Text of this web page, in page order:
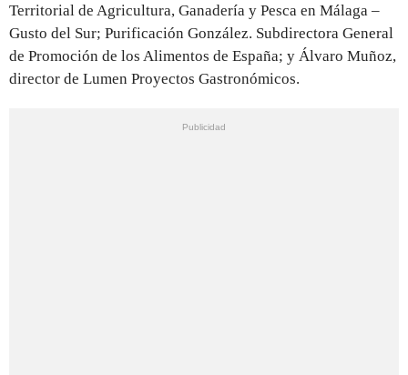
Territorial de Agricultura, Ganadería y Pesca en Málaga –
Gusto del Sur; Purificación González. Subdirectora General
de Promoción de los Alimentos de España; y Álvaro Muñoz,
director de Lumen Proyectos Gastronómicos.